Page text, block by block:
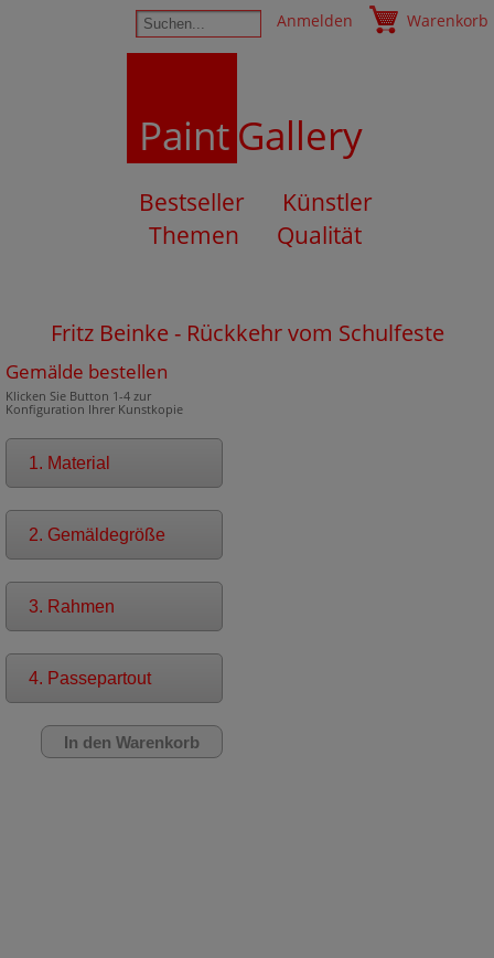
Anmelden Warenkorb
PaintGallery
Bestseller
Künstler
Themen
Qualität
Fritz Beinke - Rückkehr vom Schulfeste
Gemälde bestellen
Klicken Sie Button 1-4 zur
Konfiguration Ihrer Kunstkopie
1. Material
2. Gemäldegröße
3. Rahmen
4. Passepartout